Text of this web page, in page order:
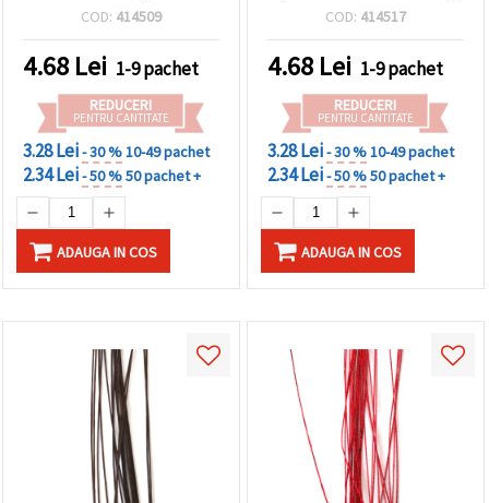
COD: 414509
4.68 Lei 1-9 pachet
REDUCERI
PENTRU CANTITATE
3.28 Lei- 30 %10-49 pachet
2.34 Lei- 50 %50 pachet +
ADAUGA IN COS
COD: 414517
4.68 Lei 1-9 pachet
REDUCERI
PENTRU CANTITATE
3.28 Lei- 30 %10-49 pachet
2.34 Lei- 50 %50 pachet +
ADAUGA IN COS